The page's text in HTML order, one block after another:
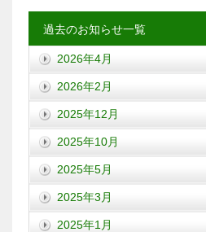
過去のお知らせ一覧
2026年4月
2026年2月
2025年12月
2025年10月
2025年5月
2025年3月
2025年1月